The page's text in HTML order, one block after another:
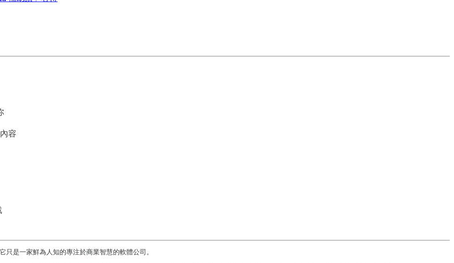
容
一家鮮為人知的專注於商業智慧的軟體公司。